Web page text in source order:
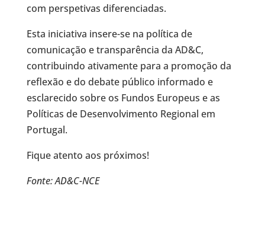
com perspetivas diferenciadas.
Esta iniciativa insere-se na política de
comunicação e transparência da AD&C,
contribuindo ativamente para a promoção da
reflexão e do debate público informado e
esclarecido sobre os Fundos Europeus e as
Políticas de Desenvolvimento Regional em
Portugal.
Fique atento aos próximos!
Fonte: AD&C-NCE